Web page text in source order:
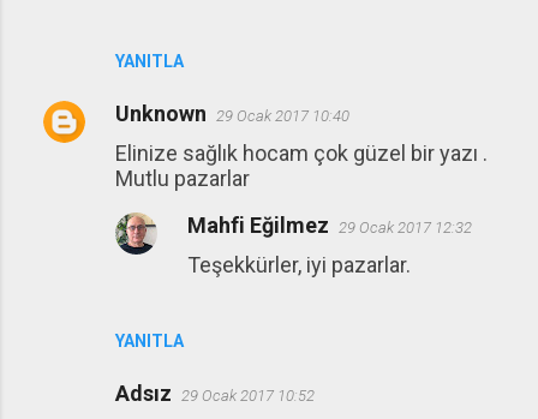
YANITLA
Unknown 29 Ocak 2017 10:40
Elinize sağlık hocam çok güzel bir yazı .
Mutlu pazarlar
YANITLA
Mahfi Eğilmez 29 Ocak 2017 12:32
Teşekkürler, iyi pazarlar.
Adsız 29 Ocak 2017 10:52